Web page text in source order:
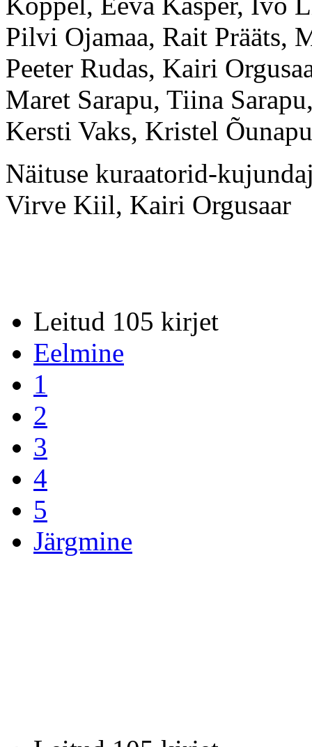
Pilvi Ojamaa, Rait Prääts,
Peeter Rudas, Kairi
Maret Sarapu, Tiina
Kersti Vaks, Kristel
Näituse kuraatorid-
Virve Kiil, Kairi Orgusaar
Leitud 105 kirjet
Eelmine
1
2
3
4
5
Järgmine